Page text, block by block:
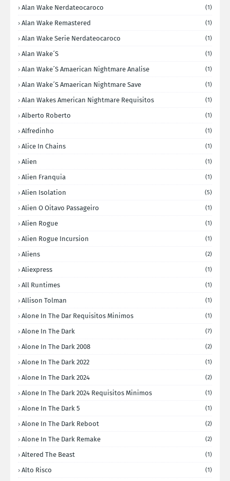
Alan Wake Nerdateocaroco (1)
Alan Wake Remastered (1)
Alan Wake Serie Nerdateocaroco (1)
Alan Wake´s (1)
Alan Wake´s Amaerican Nightmare Analise (1)
Alan Wake´s Amaerican Nightmare Save (1)
Alan Wakes American Nightmare Requisitos (1)
Alberto Roberto (1)
Alfredinho (1)
Alice In Chains (1)
Alien (1)
Alien Franquia (1)
Alien Isolation (5)
Alien O Oitavo Passageiro (1)
Alien Rogue (1)
Alien Rogue Incursion (1)
Aliens (2)
Aliexpress (1)
All Runtimes (1)
Allison Tolman (1)
Alone In The Dar Requisitos Minimos (1)
Alone In The Dark (7)
Alone In The Dark 2008 (2)
Alone In The Dark 2022 (1)
Alone In The Dark 2024 (2)
Alone In The Dark 2024 Requisitos Minimos (1)
Alone In The Dark 5 (1)
Alone In The Dark Reboot (2)
Alone In The Dark Remake (2)
Altered The Beast (1)
Alto Risco (1)